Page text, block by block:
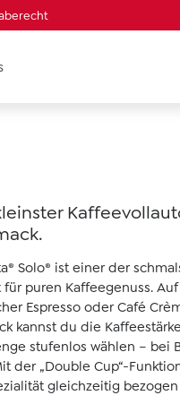
Solo® ist einer der
puren Kaffeegenuss.
Espresso oder Café
kannst du die
stufenlos wählen – bei
der „Double Cup“-
gleichzeitig